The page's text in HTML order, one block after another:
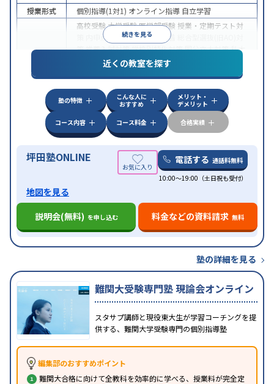
続きを見る
授業形式
個別指導(1対1) オンライン指導 自立学習
高校受験大学受験医学部受験 授業・定期テスト対
内申点対策学習習慣の定着
策推薦入試対策学校別特化対策国公立大対策私大
共通テスト対策英検(英語検定)対策
その
特徴
中高一貫校生に対応授業の振替可能 不登校生に対
学習にPC・タブレットを利用オンライン対応
科目から受講可能季節講習のみの受講可発達障害
の子どもに対応
近くの教室を探す
塾の特徴
こんな人に
おすすめ
メリット・
デメリット
コース内容
コース料金 合格実績
坪田塾ONLINE 電話する 通話料無料
10:00～19:00（土日祝も受付）
地図を見る
説明会(無料) を申し込む 料金などの資料請求 無料
塾の詳細を見る
難関大受験専門塾 現論会オンライン
スタサプ講師と現役東大生が学習コーチングを提
供する、難関大学受験専門の個別指導塾
編集部のおすすめポイント
難関大合格に向けて全教科を効率的に学べる、授業料が完全定